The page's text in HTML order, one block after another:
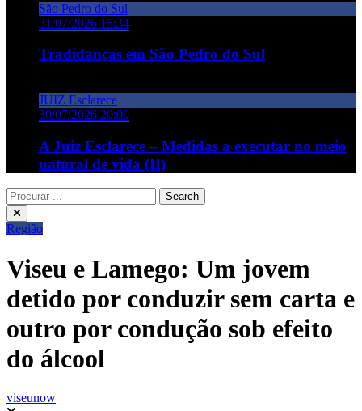
São Pedro do Sul
31/07/2026 15:34
Tradidanças em São Pedro do Sul
JUIZ Esclarece
30/07/2026 20:00
A Juiz Esclarece – Medidas a executar no meio
natural de vida (II)
Região
Viseu e Lamego: Um jovem
detido por conduzir sem carta e
outro por condução sob efeito
do álcool
viseunow